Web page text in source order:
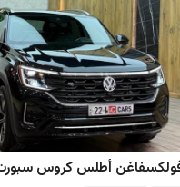
أطلس كروس